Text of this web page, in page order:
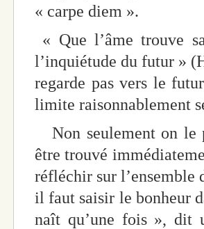
« carpe diem ».
« Que l’âme trouve
l’inquiétude du futur »
regarde pas vers le
limite raisonnablement
Non seulement on le
être trouvé
réfléchir sur l’ensemble
il faut saisir le bonheur
naît qu’une fois », dit